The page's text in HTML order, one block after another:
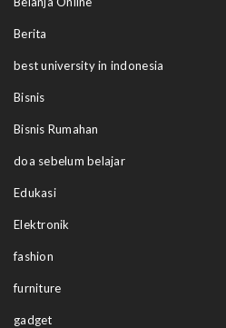
Berita
best university in indonesia
Bisnis
Bisnis Rumahan
doa sebelum belajar
Edukasi
Elektronik
fashion
furniture
gadget